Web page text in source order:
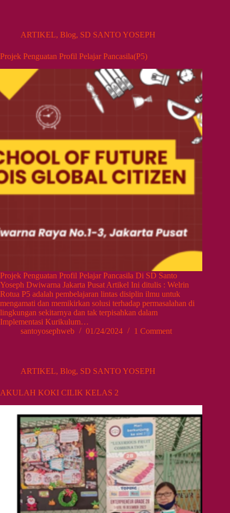
ARTIKEL, Blog, SD SANTO YOSEPH
Projek Penguatan Profil Pelajar Pancasila(P5)
Projek Penguatan Profil Pelajar Pancasila Di SD Santo
Yoseph Dwiwarna Jakarta Pusat Artikel Ini ditulis : Welrin
Rotua P5 adalah pembelajaran lintas disiplin ilmu untuk
mengamati dan memikirkan solusi terhadap permasalahan di
lingkungan sekitarnya dan tak terpisahkan dalam
Implementasi Kurikulum…
santoyosephweb
01/24/2024 1 Comment
ARTIKEL, Blog, SD SANTO YOSEPH
AKULAH KOKI CILIK KELAS 2